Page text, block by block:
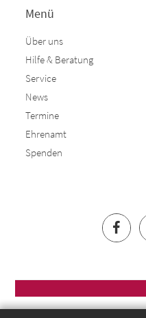
Menü
Über uns
Hilfe & Beratung
Service
News
Termine
Ehrenamt
Spenden